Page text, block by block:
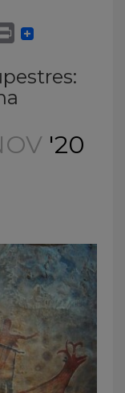
'20